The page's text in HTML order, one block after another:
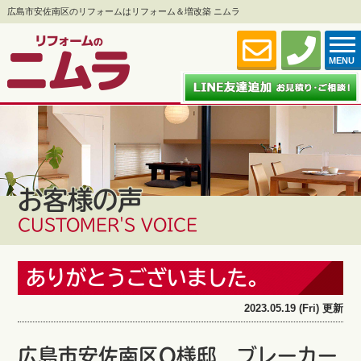
広島市安佐南区のリフォームはリフォーム＆増改築 ニムラ
MENU
お客様の声
CUSTOMER'S VOICE
ありがとうございました。
2023.05.19 (Fri) 更新
広島市安佐南区O様邸 ブレーカー